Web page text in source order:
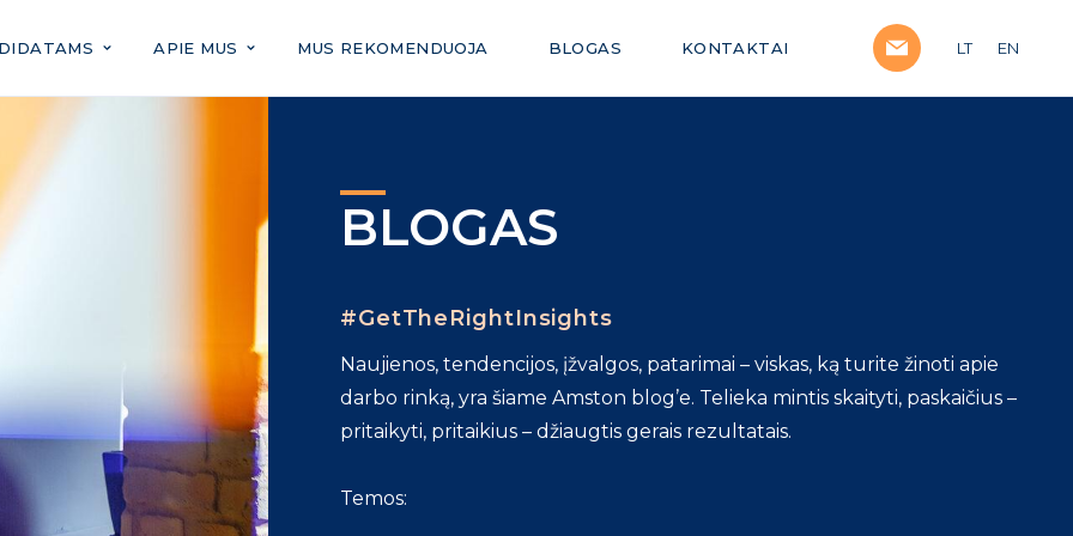
APIE MUS MUS REKOMENDUOJA BLOGAS KONTAKTAI LT EN
BLOGAS
#GetTheRightInsights
Naujienos, tendencijos, įžvalgos, patarimai – viskas, ką turite žinoti apie
darbo rinką, yra šiame Amston blog’e. Telieka mintis skaityti, paskaičius –
pritaikyti, pritaikius – džiaugtis gerais rezultatais.
Temos: